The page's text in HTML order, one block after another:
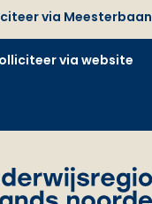
via Meesterbaan
via website